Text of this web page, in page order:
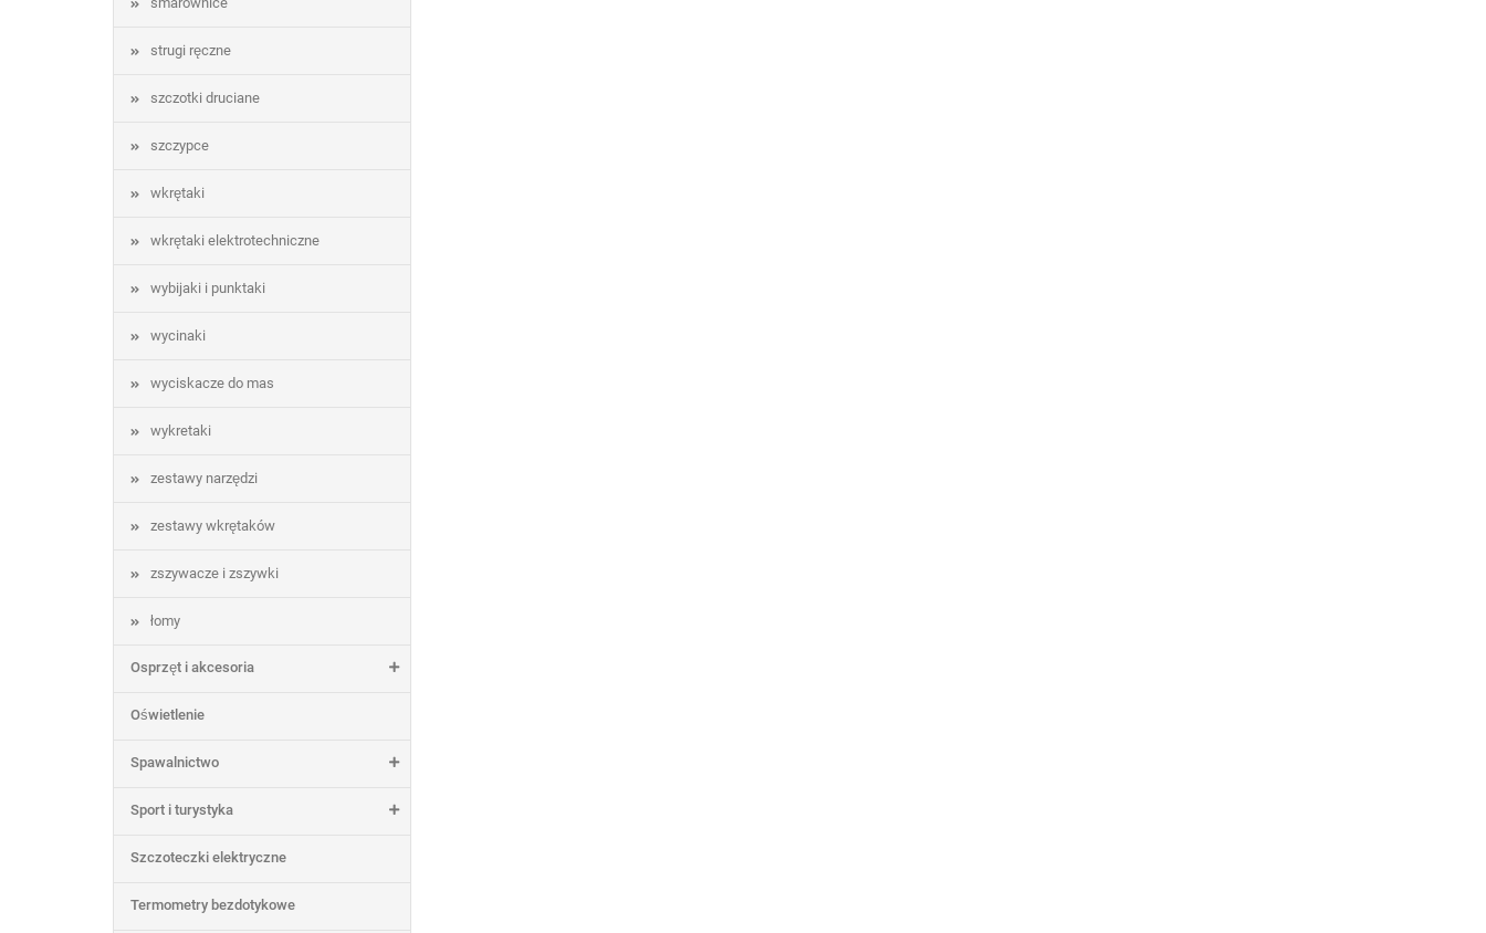
strugi ręczne
szczotki druciane
szczypce
wkrętaki
wkrętaki elektrotechniczne
wybijaki i punktaki
wycinaki
wyciskacze do mas
wykretaki
zestawy narzędzi
zestawy wkrętaków
zszywacze i zszywki
łomy
Osprzęt i akcesoria
Oświetlenie
Spawalnictwo
Sport i turystyka
Szczoteczki elektryczne
Termometry bezdotykowe